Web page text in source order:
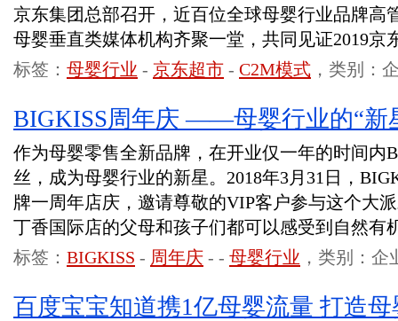
京东集团总部召开，近百位全球母婴行业品牌高
母婴垂直类媒体机构齐聚一堂，共同见证2019京
标签： 母婴行业 - 京东超市 - C2M模式 ，类别：
BIGKISS周年庆 ——母婴行业的“新
作为母婴零售全新品牌，在开业仅一年的时间内
丝，成为母婴行业的新星。2018年3月31日，
牌一周年店庆，邀请尊敬的VIP客户参与这个大
丁香国际店的父母和孩子们都可以感受到自然有
标签： BIGKISS - 周年庆 - - 母婴行业 ，类别：企
百度宝宝知道携1亿母婴流量 打造